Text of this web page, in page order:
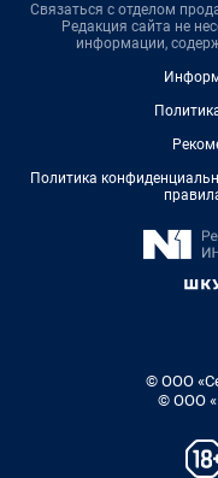
Связаться с отделом
Редакция сайта не
информации,
Политика
© ООО
© ООО